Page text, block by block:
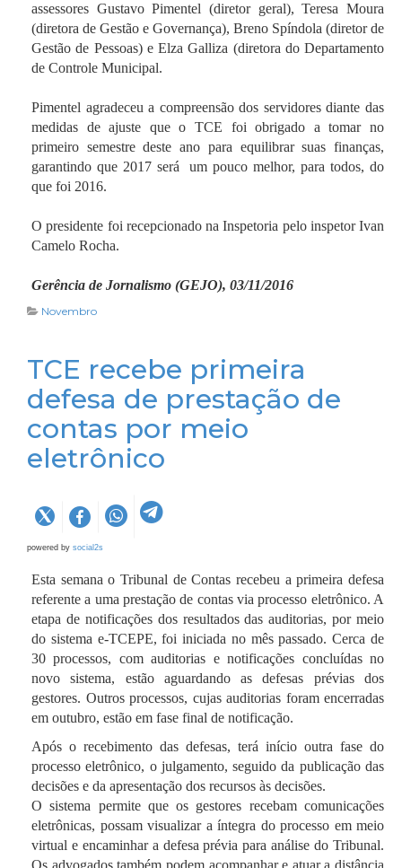
assessores Gustavo Pimentel (diretor geral), Teresa Moura
(diretora de Gestão e Governança), Breno Spíndola (diretor de
Gestão de Pessoas) e Elza Galliza (diretora do Departamento
de Controle Municipal.
Pimentel agradeceu a compreensão dos servidores diante das
medidas de ajuste que o TCE foi obrigado a tomar no
primeiro semestre deste ano para equilibrar suas finanças,
garantindo que 2017 será um pouco melhor, para todos, do
que foi 2016.
O presidente foi recepcionado na Inspetoria pelo inspetor Ivan
Camelo Rocha.
Gerência de Jornalismo (GEJO), 03/11/2016
Novembro
TCE recebe primeira
defesa de prestação de
contas por meio
eletrônico
powered by social2s
Esta semana o Tribunal de Contas recebeu a primeira defesa
referente a uma prestação de contas via processo eletrônico. A
etapa de notificações dos resultados das auditorias, por meio
do sistema e-TCEPE, foi iniciada no mês passado. Cerca de
30 processos, com auditorias e notificações concluídas no
novo sistema, estão aguardando as defesas prévias dos
gestores. Outros processos, cujas auditorias foram encerradas
em outubro, estão em fase final de notificação.
Após o recebimento das defesas, terá início outra fase do
processo eletrônico, o julgamento, seguido da publicação das
decisões e da apresentação dos recursos às decisões.
O sistema permite que os gestores recebam comunicações
eletrônicas, possam visualizar a íntegra do processo em meio
virtual e encaminhar a defesa prévia para análise do Tribunal.
Os advogados também podem acompanhar e atuar a distância